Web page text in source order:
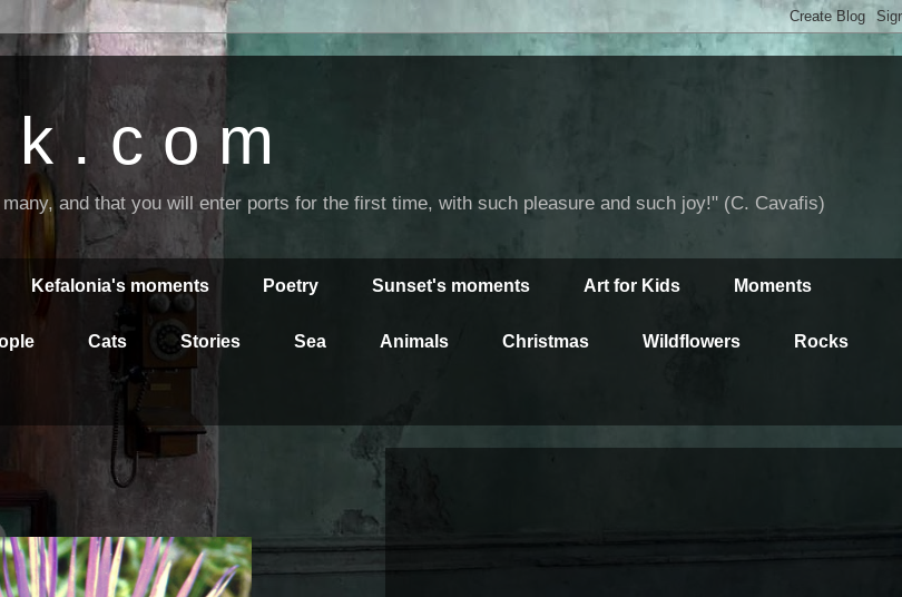
. c o m
and that you will enter ports for the first time, with such pleasure and such joy!" (C. Cavafis)
Kefalonia's moments Poetry Sunset's moments Art for Kids Moments
Cats Stories Sea Animals Christmas Wildflowers Rocks